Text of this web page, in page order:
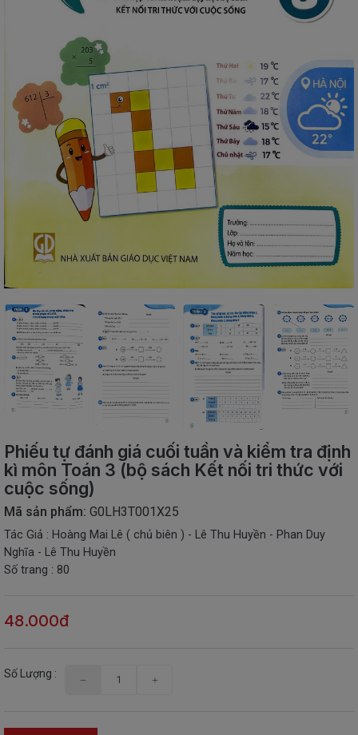
SÁCH
SÁCH
TIẾNG
VIỆT
SÁCH
NGOẠI
VPP
DÙNG
HỌC
SINH
QUÀ
TẶNG
-
ĐỒ
CHƠI
THIẾT
BỊ
-
Phiếu tự đánh giá cuối tuần và kiểm tra định
kì môn Toán 3 (bộ sách Kết nối tri thức với
cuộc sống)
Mã sản phẩm: G0LH3T001X25
Tác Giả : Hoàng Mai Lê ( chủ biên ) - Lê Thu Huyền - Phan Duy
Nghĩa - Lê Thu Huyền
Số trang : 80
48.000đ
Số Lượng :